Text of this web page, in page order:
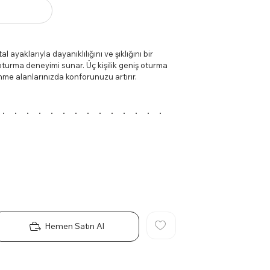
dayanıklılığını ve şıklığını bir
deneyimi sunar. Üç kişilik geniş oturma
alanlarınızda konforunuzu artırır.
uzun yıllar boyunca stabil bir kullanım
Hemen Satın Al